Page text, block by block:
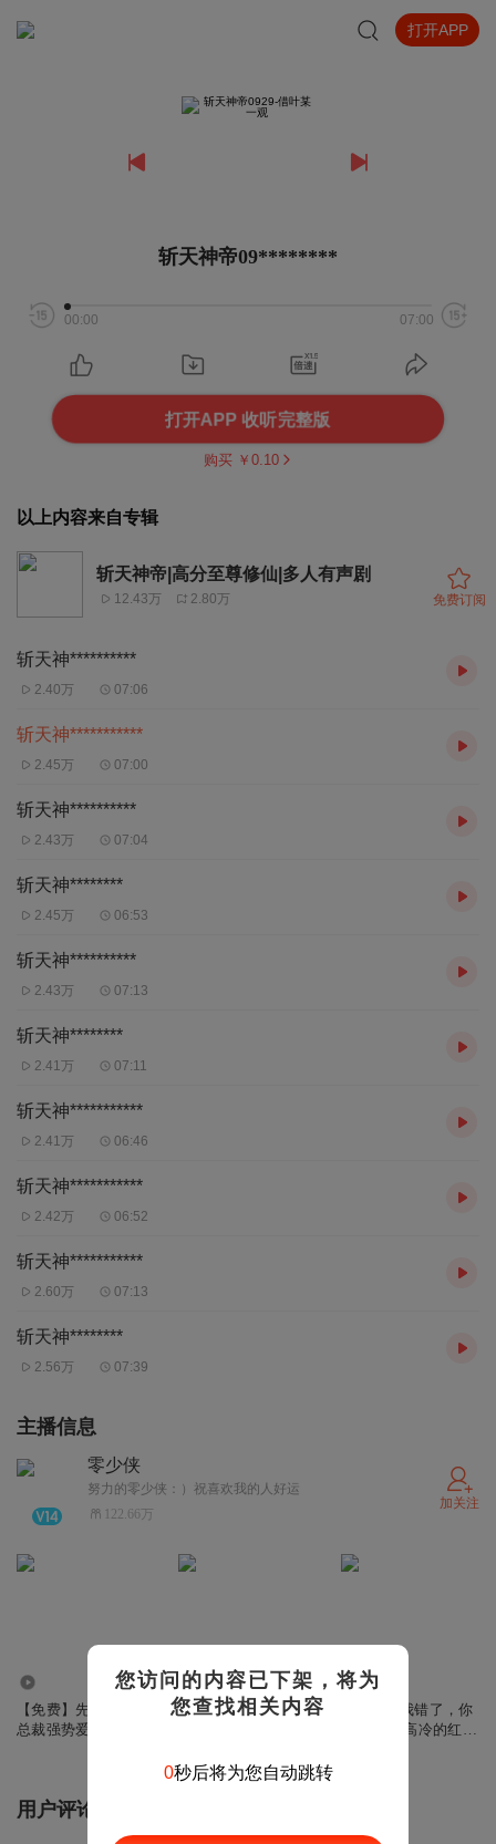
打开APP
斩天神帝09********
00:00 07:00
打开APP 收听完整版
购买 ￥ 0.10
以上内容来自专辑
斩天神帝|高分至尊修仙|多人有声剧
12.43万 2.80万 免费订阅
斩天神**********
2.40万 07:06
斩天神***********
2.45万 07:00
斩天神**********
2.43万 07:04
斩天神********
2.45万 06:53
斩天神**********
2.43万 07:13
斩天神********
2.41万 07:11
斩天神***********
2.41万 06:46
斩天神***********
2.42万 06:52
斩天神***********
2.60万 07:13
斩天神********
2.56万 07:39
主播信息
零少侠
努力的零少侠：）祝喜欢我的人好运
122.66万
加关注
【免费】先孕后婚，
总裁强势爱|护妻甜
4.38万
【免费】染爱成婚：
610.12万
【重生】我错了，你
别不要我|高冷的红烧
用户评论
您访问的内容已下架，将为
您查找相关内容
0秒后将为您自动跳转